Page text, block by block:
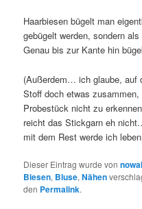
Haarbiesen bügelt man
gebügelt werden, sondern
Genau bis zur Kante hin
(Außerdem… ich glaube, auf
Stoff doch etwas
Probestück nicht zu
reicht das Stickgarn eh
mit dem Rest werde ich
Dieser Eintrag wurde von
Biesen, Bluse,Nähen
den Permalink.